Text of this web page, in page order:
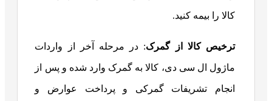
کالا را بیمه کنید.
ترخیص کالا از گمرک: در مرحله آخر از واردات
ماژول ال سی دی، کالا به گمرک وارد شده و پس از
انجام تشریفات گمرکی و پرداخت عوارض و